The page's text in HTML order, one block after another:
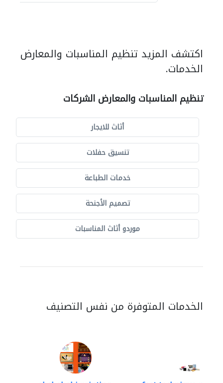
اكتشف المزيد تنظيم المناسبات والمعارض
الخدمات.
تنظيم المناسبات والمعارض الشركات
أثاث للايجار
تنسيق حفلات
خدمات الطباعة
تصميم الأجنحة
موردو أثاث المناسبات
الخدمات المتوفرة من نفس التصنيف